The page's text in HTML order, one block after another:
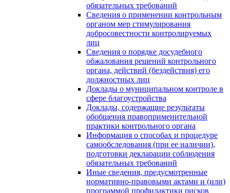
обязательных требований
Сведения о применении контрольным
органом мер стимулирования
добросовестности контролируемых
лиц
Сведения о порядке досудебного
обжалования решений контрольного
органа, действий (бездействия) его
должностных лиц
Доклады о муниципальном контроле в
сфере благоустройства
Доклады, содержащие результаты
обобщения правоприменительной
практики контрольного органа
Информация о способах и процедуре
самообследования (при ее наличии),
подготовки декларации соблюдения
обязательных требований
Иные сведения, предусмотренные
нормативно-правовыми актами и (или)
программой профилактики рисков